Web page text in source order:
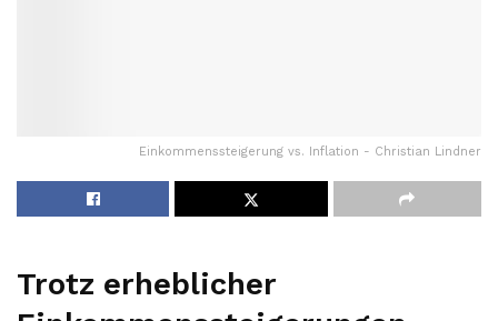
Einkommenssteigerung vs. Inflation - Christian Lindner
Trotz erheblicher